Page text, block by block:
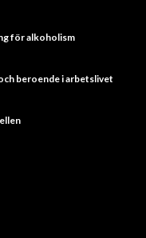
för alkoholism
beroende i arbetslivet